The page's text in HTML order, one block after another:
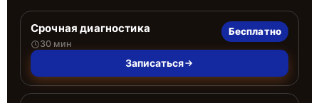
Срочная диагностика
30 мин
Бесплатно
Записаться